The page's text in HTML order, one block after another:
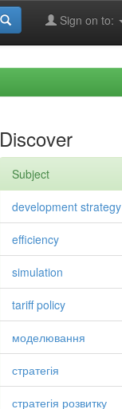
Sign on to:
Discover
Subject
development strategy
efficiency
simulation
tariff policy
моделювання
стратегія
стратегія розвитку